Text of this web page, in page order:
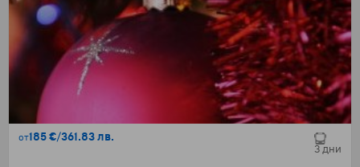
от185 €/361.83 лв.
3 дни